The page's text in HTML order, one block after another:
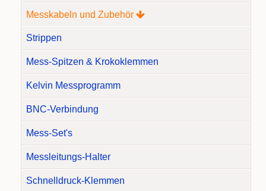
Messkabeln und Zubehör
Strippen
Mess-Spitzen & Krokoklemmen
Kelvin Messprogramm
BNC-Verbindung
Mess-Set's
Messleitungs-Halter
Schnelldruck-Klemmen